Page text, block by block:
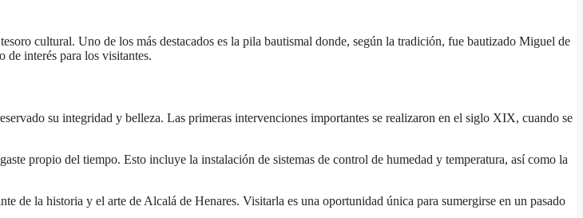
cultural. Uno de los más destacados es la pila bautismal donde, según la tradición, fue bautizado Miguel de
de interés para los visitantes.
su integridad y belleza. Las primeras intervenciones importantes se realizaron en el siglo XIX, cuando se
propio del tiempo. Esto incluye la instalación de sistemas de control de humedad y temperatura, así como la
de la historia y el arte de Alcalá de Henares. Visitarla es una oportunidad única para sumergirse en un pasado